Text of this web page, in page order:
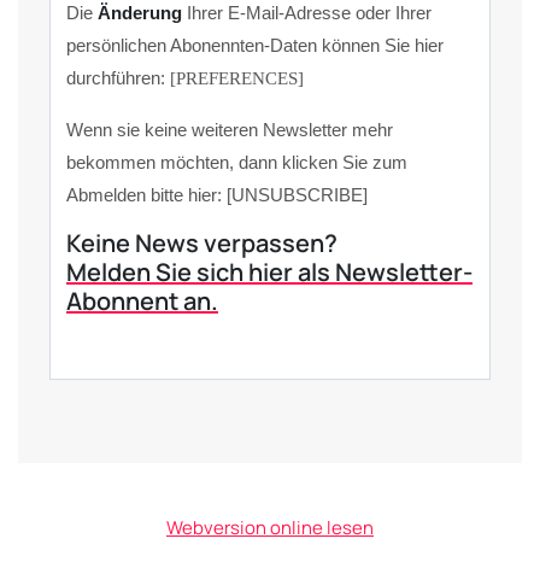
Die Änderung Ihrer E-Mail-Adresse oder Ihrer
persönlichen Abonennten-Daten können Sie hier
durchführen: [PREFERENCES]
Wenn sie keine weiteren Newsletter mehr
bekommen möchten, dann klicken Sie zum
Abmelden bitte hier: [UNSUBSCRIBE]
Keine News verpassen?
Melden Sie sich hier als Newsletter-
Abonnent an.
Webversion online lesen